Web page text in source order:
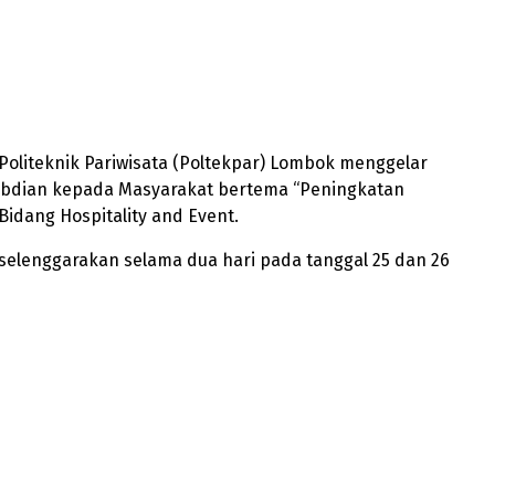
Pariwisata (Poltekpar) Lombok menggelar
kepada Masyarakat bertema “Peningkatan
Hospitality and Event.
selama dua hari pada tanggal 25 dan 26